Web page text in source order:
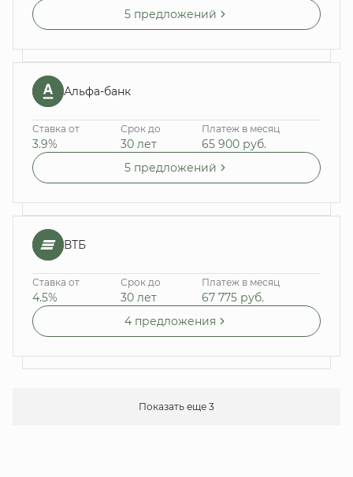
5 предложений
Альфа-банк
Ставка от
3.9%
Срок до
30 лет
Платеж в месяц
65 900 руб.
5 предложений
ВТБ
Ставка от
4.5%
Срок до
30 лет
Платеж в месяц
67 775 руб.
4 предложения
Показать еще 3